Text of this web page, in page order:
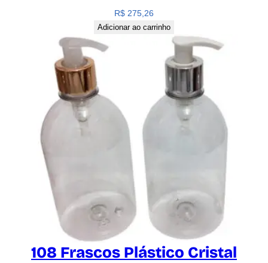
R$ 275,26
Adicionar ao carrinho
108 Frascos Plástico Cristal